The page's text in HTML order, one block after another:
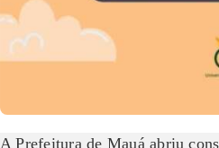
A Prefeitura de Mauá abriu